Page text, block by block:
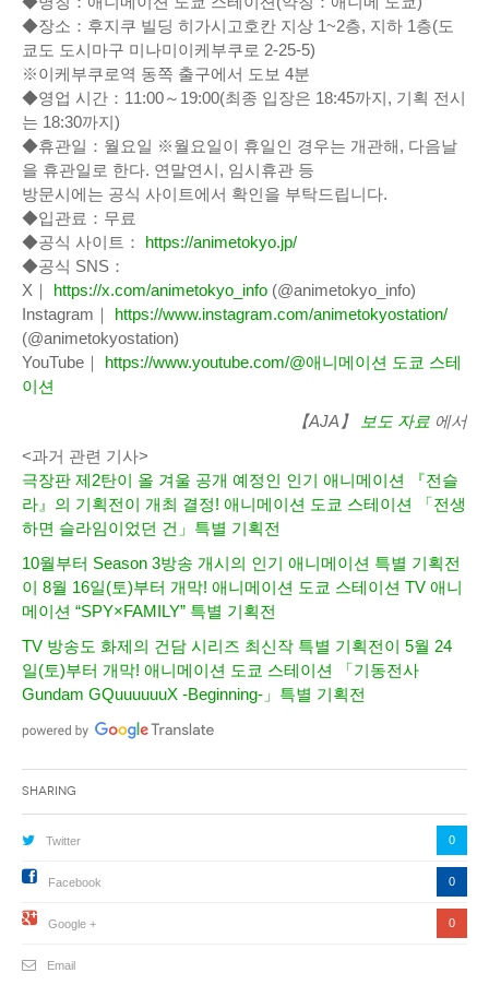
◆장소：후지쿠 빌딩 히가시고호칸 지상 1~2층, 지하 1층(도
쿄도 도시마구 미나미이케부쿠로 2-25-5)
※이케부쿠로역 동쪽 출구에서 도보 4분
◆영업 시간：11:00～19:00(최종 입장은 18:45까지, 기획 전시
는 18:30까지)
◆휴관일：월요일 ※월요일이 휴일인 경우는 개관해, 다음날
을 휴관일로 한다. 연말연시, 임시휴관 등
방문시에는 공식 사이트에서 확인을 부탁드립니다.
◆입관료：무료
◆공식 사이트： https://animetokyo.jp/
◆공식 SNS：
X｜ https://x.com/animetokyo_info (@animetokyo_info)
Instagram｜ https://www.instagram.com/animetokyostation/
(@animetokyostation)
YouTube｜ https://www.youtube.com/@애니메이션 도쿄 스테
이션
【AJA】
보도 자료 에서
<과거 관련 기사>
극장판 제2탄이 올 겨울 공개 예정인 인기 애니메이션 『전슬
라』의 기획전이 개최 결정! 애니메이션 도쿄 스테이션 「전생
하면 슬라임이었던 건」특별 기획전
10월부터 Season 3방송 개시의 인기 애니메이션 특별 기획전
이 8월 16일(토)부터 개막! 애니메이션 도쿄 스테이션 TV 애니
메이션 “SPY×FAMILY” 특별 기획전
TV 방송도 화제의 건담 시리즈 최신작 특별 기획전이 5월 24
일(토)부터 개막! 애니메이션 도쿄 스테이션 「기동전사
Gundam GQuuuuuuX -Beginning-」특별 기획전
Sharing
Twitter 0
Facebook 0
Google + 0
Email